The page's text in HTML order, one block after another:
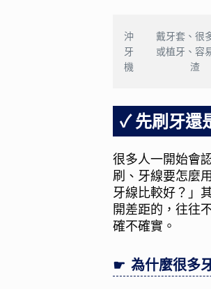
沖
牙
機
戴牙套、很
或植牙、容
渣
先刷牙還
很多人一開始會
刷、牙線要怎麼
牙線比較好？」
開差距的，往往
確不確實。
為什麼很多